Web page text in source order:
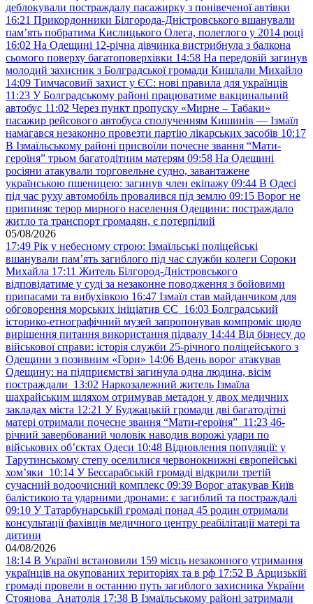
деблокували постраждалу пасажирку з понівеченої автівки
16:21 Прикордонники Білгорода-Дністровського вшанували
пам’ять побратима Кислицького Олега, полеглого у 2014 році
16:02 На Одещині 12-річна дівчинка вистрибнула з балкона
сьомого поверху багатоповерхівки 14:58 На передовій загинув
молодий захисник з Болградської громади Кишлали Михайло
14:09 Тимчасовий захист у ЄС: нові правила для українців
11:23 У Болградському районі працюватиме вакцинальний
автобус 11:02 Через пункт пропуску «Мирне – Табаки»
пасажир рейсового автобуса сполученням Кишинів — Ізмаїл
намагався незаконно провезти партію лікарських засобів 10:17
В Ізмаїльському районі присвоїли почесне звання “Мати-
героїня” трьом багатодітним матерям 09:58 На Одещині
росіяни атакували торговельне судно, завантажене
українською пшеницею: загинув член екіпажу 09:44 В Одесі
під час руху автомобіль провалився під землю 09:15 Ворог не
припиняє терор мирного населення Одещини: постраждало
житло та транспорт громадян, є потерпілий
05/08/2026
17:49 Рік у небесному строю: Ізмаїльські поліцейські
вшанували пам’ять загиблого під час служби колеги Сороки
Михайла 17:11 Житель Білгород-Дністровського
відповідатиме у суді за незаконне поводження з бойовими
припасами та вибухівкою 16:47 Ізмаїл став майданчиком для
обговорення морських ініціатив ЄС 16:03 Болградський
історико-етнографічний музей запропонував компроміс щодо
вирішення питання використання підвалу 14:44 Від бізнесу до
військової справи: історія служби 25-річного поліцейського з
Одещини з позивним «Горн» 14:06 Вдень ворог атакував
Одещину: на підприємстві загинула одна людина, вісім
постраждали 13:02 Наркозалежний житель Ізмаїла
шахрайським шляхом отримував метадон у двох медичних
закладах міста 12:21 У Буджацькій громади дві багатодітні
матері отримали почесне звання “Мати-героїня” 11:23 46-
річний завербований чоловік наводив ворожі удари по
військових обʼєктах Одеси 10:48 Відновлення популяції: у
Тарутинському степу оселилися червонокнижні європейські
хом’яки 10:14 У Бессарабській громаді відкрили третій
сучасний водоочисний комплекс 09:39 Ворог атакував Київ
балістикою та ударними дронами: є загиблий та постраждалі
09:10 У Татарбунарській громаді понад 45 родин отримали
консультації фахівців медичного центру реабілітації матері та
дитини
04/08/2026
18:14 В Україні встановили 159 місць незаконного утримання
українців на окупованих територіях та в рф 17:52 В Арцизькій
громаді провели в останню путь загиблого захисника України
Стоянова Анатолія 17:38 В Ізмаїльському районі затримали